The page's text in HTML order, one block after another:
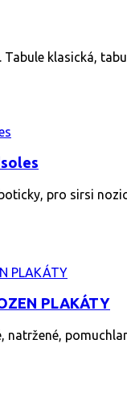
klasická,
pro sirsi
PLAKÁTY
natržené,